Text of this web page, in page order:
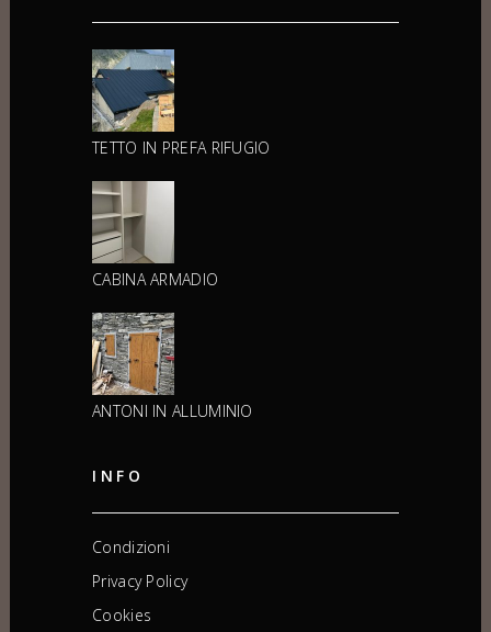
TETTO IN PREFA RIFUGIO
CABINA ARMADIO
ANTONI IN ALLUMINIO
INFO
Condizioni
Privacy Policy
Cookies